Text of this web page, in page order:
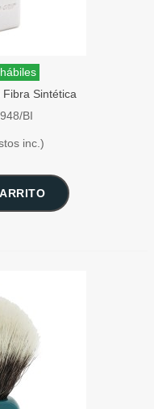
Sintética
BI
inc.)